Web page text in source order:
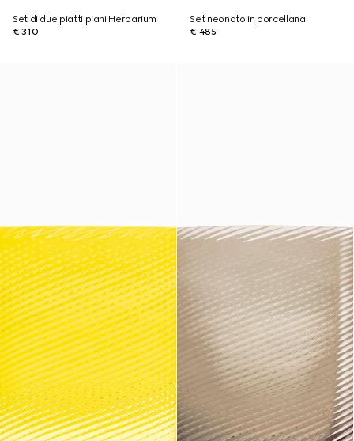
Set di due piatti piani Herbarium
€ 310
Set neonato in porcellana
€ 485